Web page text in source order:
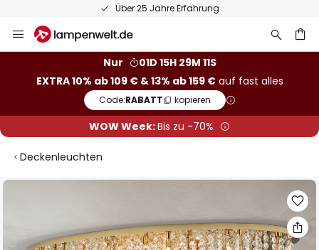
Über 25 Jahre Erfahrung
Inhalt
Nur
01D 15H 29M 10S
EXTRA 10% ab 109 € & 13% ab 159 €auf fast alles
Code:RABATT kopieren
WOW Week:Bis zu -70%
Deckenleuchten
Zum
Bildgalerie